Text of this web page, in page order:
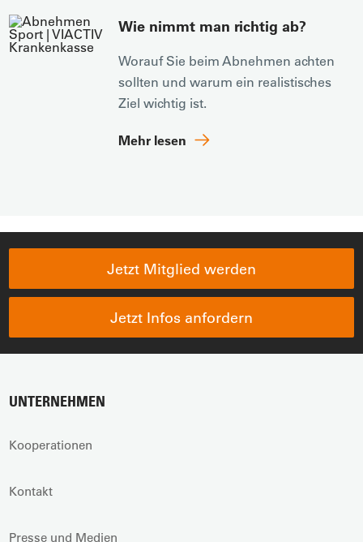
Wie nimmt man richtig ab?
Worauf Sie beim Abnehmen achten
sollten und warum ein realistisches
Ziel wichtig ist.
Mehr lesen
Jetzt Mitglied werden
Jetzt Infos anfordern
UNTERNEHMEN
Kooperationen
Kontakt
Presse und Medien